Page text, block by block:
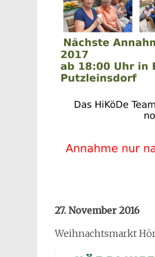
27. November 2016
Weihnachtsmarkt